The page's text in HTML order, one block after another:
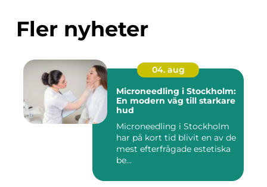
Fler nyheter
04. aug
Microneedling i Stockholm:
En modern väg till starkare
hud
Microneedling i Stockholm
har på kort tid blivit en av de
mest efterfrågade estetiska
be...